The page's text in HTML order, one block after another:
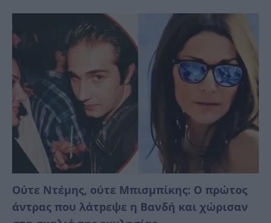
Ούτε Ντέμης, ούτε Μπισμπίκης: Ο πρώτος
άντρας που λάτpεψε η Βανδή και χώρισαν